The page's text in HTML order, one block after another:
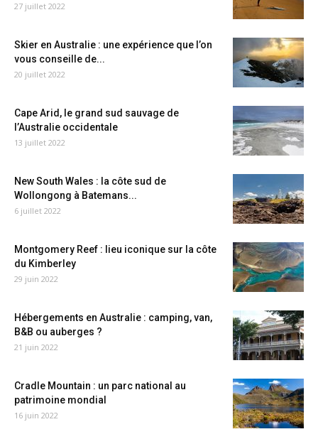
27 juillet 2022
Skier en Australie : une expérience que l’on
vous conseille de...
20 juillet 2022
Cape Arid, le grand sud sauvage de
l’Australie occidentale
13 juillet 2022
New South Wales : la côte sud de
Wollongong à Batemans...
6 juillet 2022
Montgomery Reef : lieu iconique sur la côte
du Kimberley
29 juin 2022
Hébergements en Australie : camping, van,
B&B ou auberges ?
21 juin 2022
Cradle Mountain : un parc national au
patrimoine mondial
16 juin 2022